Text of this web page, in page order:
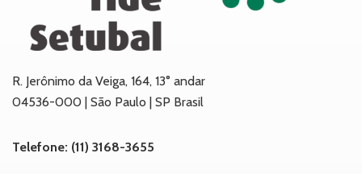
R. Jerônimo da Veiga, 164, 13° andar
04536-000 | São Paulo | SP Brasil
Telefone: (11) 3168-3655